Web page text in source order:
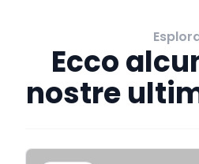
Ecco
nostre